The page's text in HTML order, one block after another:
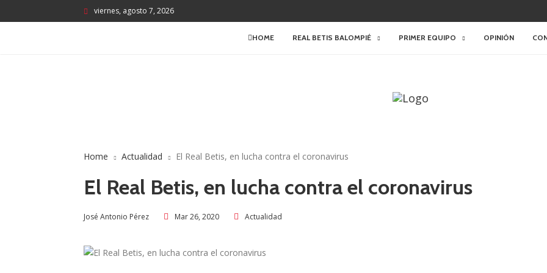
viernes, agosto 7, 2026
HOME REAL BETIS BALOMPIÉ PRIMER EQUIPO OPINIÓN
Home Actualidad El Real Betis, en lucha contra el coronavirus
El Real Betis, en lucha contra el coronavirus
José Antonio Pérez Mar 26, 2020 Actualidad